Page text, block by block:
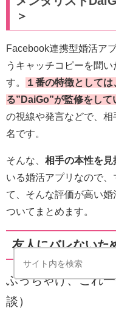
＞
Facebook連携型婚活ア
うキャッチコピーを聞
す。
１番の特徴として
る”DaiGo”が監修をして
の視線や発言などで、
名です。
そんな、 相手の本性を
いる婚活アプリなので
て、そんな評価が高い
ついてまとめます。
友人にバレないた
ぶっちゃけ、これ
談）